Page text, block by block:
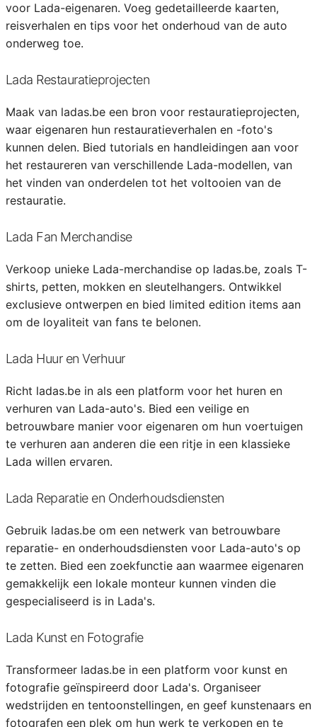
voor Lada-eigenaren. Voeg gedetailleerde kaarten,
reisverhalen en tips voor het onderhoud van de auto
onderweg toe.
Lada Restauratieprojecten
Maak van ladas.be een bron voor restauratieprojecten,
waar eigenaren hun restauratieverhalen en -foto's
kunnen delen. Bied tutorials en handleidingen aan voor
het restaureren van verschillende Lada-modellen, van
het vinden van onderdelen tot het voltooien van de
restauratie.
Lada Fan Merchandise
Verkoop unieke Lada-merchandise op ladas.be, zoals T-
shirts, petten, mokken en sleutelhangers. Ontwikkel
exclusieve ontwerpen en bied limited edition items aan
om de loyaliteit van fans te belonen.
Lada Huur en Verhuur
Richt ladas.be in als een platform voor het huren en
verhuren van Lada-auto's. Bied een veilige en
betrouwbare manier voor eigenaren om hun voertuigen
te verhuren aan anderen die een ritje in een klassieke
Lada willen ervaren.
Lada Reparatie en Onderhoudsdiensten
Gebruik ladas.be om een netwerk van betrouwbare
reparatie- en onderhoudsdiensten voor Lada-auto's op
te zetten. Bied een zoekfunctie aan waarmee eigenaren
gemakkelijk een lokale monteur kunnen vinden die
gespecialiseerd is in Lada's.
Lada Kunst en Fotografie
Transformeer ladas.be in een platform voor kunst en
fotografie geïnspireerd door Lada's. Organiseer
wedstrijden en tentoonstellingen, en geef kunstenaars en
fotografen een plek om hun werk te verkopen en te